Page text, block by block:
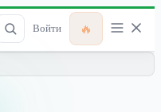
Войти 🔥